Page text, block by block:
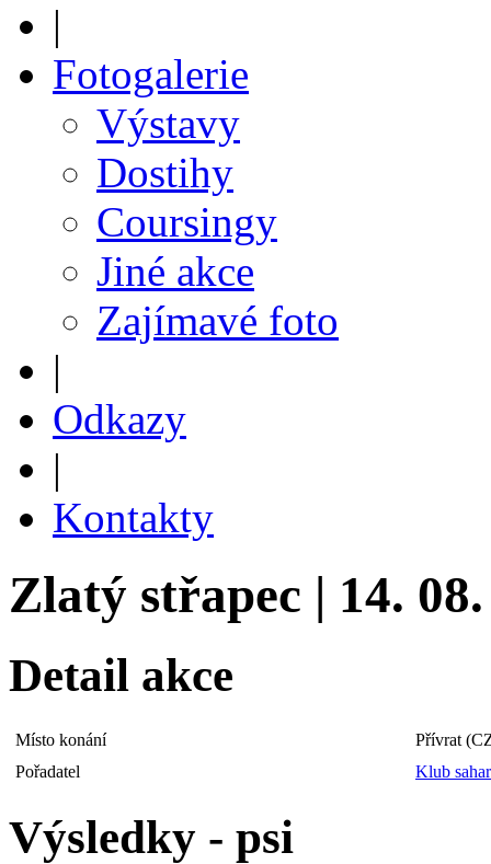
|
Fotogalerie
Výstavy
Dostihy
Coursingy
Jiné akce
Zajímavé foto
|
Odkazy
|
Kontakty
Zlatý střapec | 14. 08.
Detail akce
Místo konání
Přívrat
Pořadatel
Klub
Výsledky - psi